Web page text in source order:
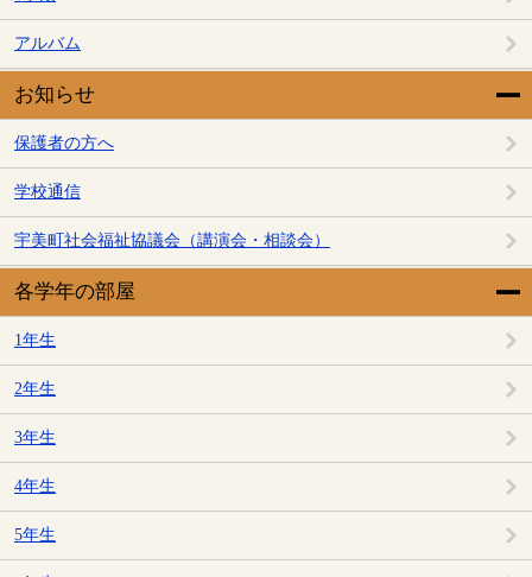
アルバム
お知らせ
保護者の方へ
学校通信
宇美町社会福祉協議会（講演会・相談会）
各学年の部屋
1年生
2年生
3年生
4年生
5年生